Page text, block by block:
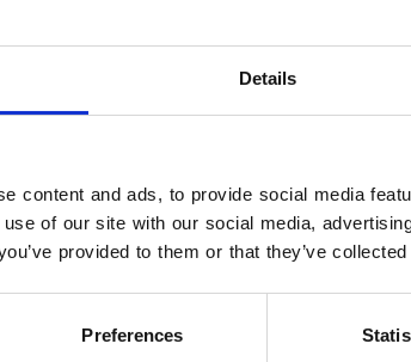
Details
content and ads, to provide social media
of our site with our social media,
provided to them or that they’ve
Preferences
BEVAKA
✓ Fri frakt
Tillfälligt
Läs mer